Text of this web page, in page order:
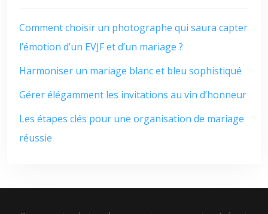
Comment choisir un photographe qui saura capter
l’émotion d’un EVJF et d’un mariage ?
Harmoniser un mariage blanc et bleu sophistiqué
Gérer élégamment les invitations au vin d’honneur
Les étapes clés pour une organisation de mariage
réussie